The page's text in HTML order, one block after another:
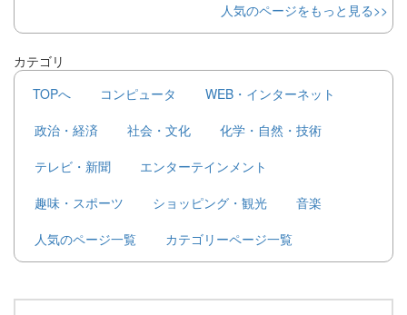
人気のページをもっと見る>>
カテゴリ
TOPへ
コンピュータ
WEB・インターネット
政治・経済
社会・文化
化学・自然・技術
テレビ・新聞
エンターテインメント
趣味・スポーツ
ショッピング・観光
音楽
人気のページ一覧
カテゴリーページ一覧